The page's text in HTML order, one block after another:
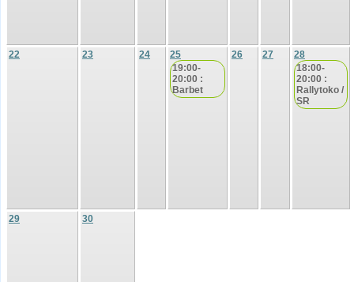
22 23 24
25
19:00-
20:00 :
Barbet
26 27
28
18:00-
20:00 :
Rallytoko /
SR
29 30